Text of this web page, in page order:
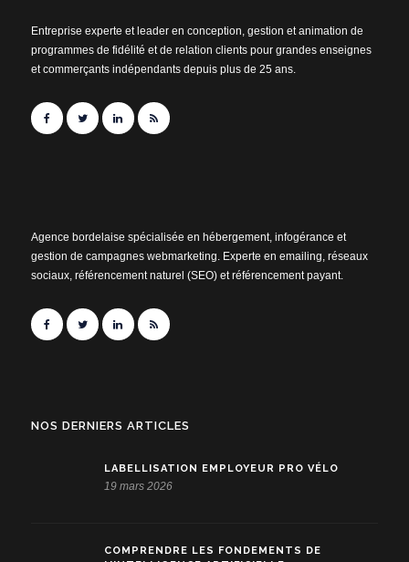
Entreprise experte et leader en conception, gestion et animation de
programmes de fidélité et de relation clients pour grandes enseignes
et commerçants indépendants depuis plus de 25 ans.
Agence bordelaise spécialisée en hébergement, infogérance et
gestion de campagnes webmarketing. Experte en emailing, réseaux
sociaux, référencement naturel (SEO) et référencement payant.
NOS DERNIERS ARTICLES
LABELLISATION EMPLOYEUR PRO VÉLO
19 mars 2026
COMPRENDRE LES FONDEMENTS DE